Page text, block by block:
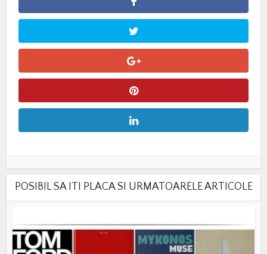
POSIBIL SA ITI PLACA SI URMATOARELE ARTICOLE